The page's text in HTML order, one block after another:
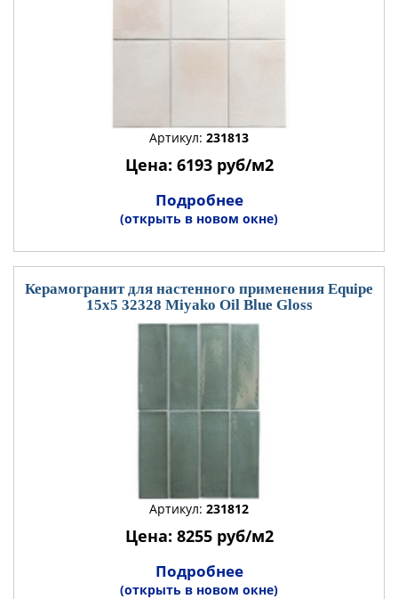
Артикул: 231813
Цена: 6193 руб/м2
Подробнее
(открыть в новом окне)
Керамогранит для настенного применения Equipe
15x5 32328 Miyako Oil Blue Gloss
Артикул: 231812
Цена: 8255 руб/м2
Подробнее
(открыть в новом окне)